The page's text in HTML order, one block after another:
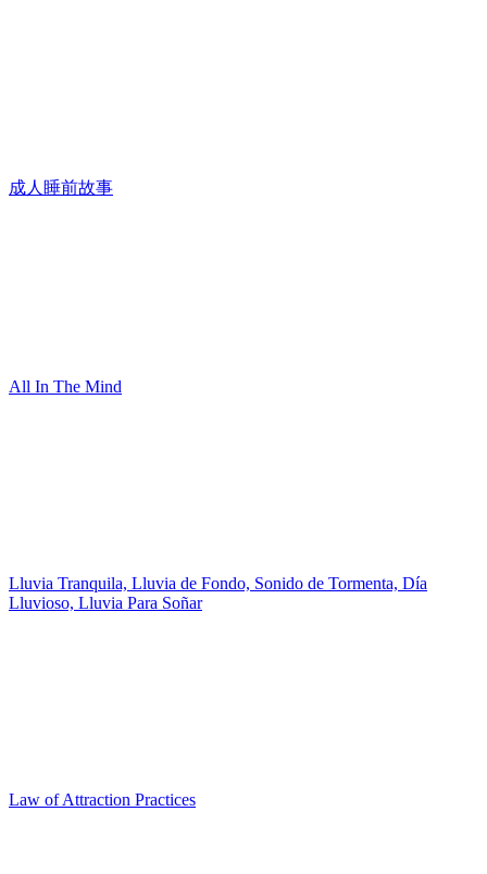
成人睡前故事
All In The Mind
Lluvia Tranquila, Lluvia de Fondo, Sonido de Tormenta, Día
Lluvioso, Lluvia Para Soñar
Law of Attraction Practices